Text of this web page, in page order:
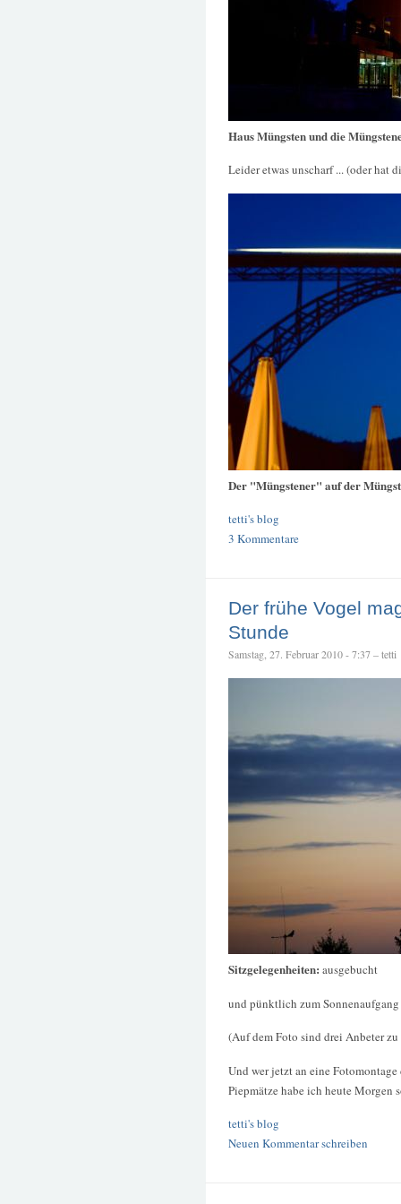
Haus Müngsten und die
Leider etwas unscharf ... (oder hat
Der "Müngstener" auf der
tetti's blog
3 Kommentare
Der frühe Vogel
Stunde
Samstag, 27. Februar 2010 - 7:37 – tetti
Sitzgelegenheiten: ausgebucht
und pünktlich zum
(Auf dem Foto sind drei Anbeter zu
Und wer jetzt an eine
Piepmätze habe ich heute Morgen
tetti's blog
Neuen Kommentar schreiben